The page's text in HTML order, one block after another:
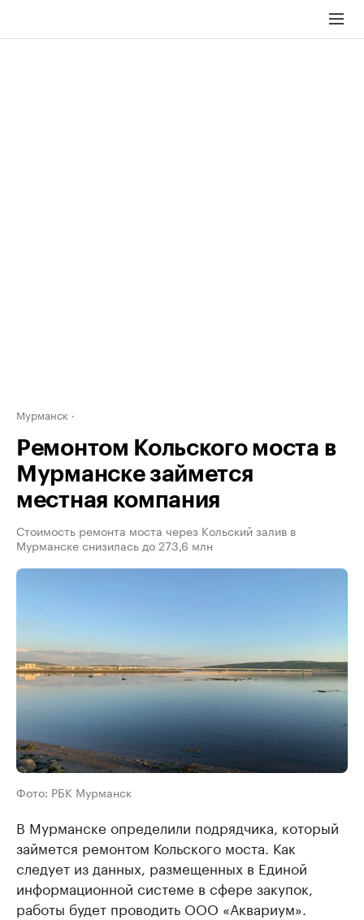
Мурманск
Ремонтом Кольского моста в
Мурманске займется
местная компания
Стоимость ремонта моста через Кольский залив в
Мурманске снизилась до 273,6 млн
Фото: РБК Мурманск
В Мурманске определили подрядчика, который
займется ремонтом Кольского моста. Как
следует из данных, размещенных в Единой
информационной системе в сфере закупок,
работы будет проводить ООО «Аквариум».